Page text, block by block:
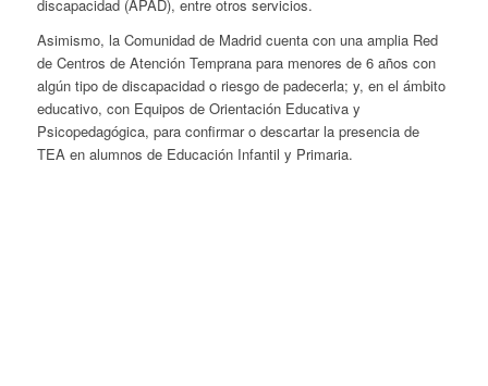
discapacidad (APAD), entre otros servicios.
Asimismo, la Comunidad de Madrid cuenta con una amplia Red
de Centros de Atención Temprana para menores de 6 años con
algún tipo de discapacidad o riesgo de padecerla; y, en el ámbito
educativo, con Equipos de Orientación Educativa y
Psicopedagógica, para confirmar o descartar la presencia de
TEA en alumnos de Educación Infantil y Primaria.